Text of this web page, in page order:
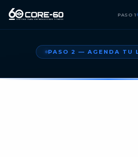
PASO 1
PASO 2 — AGENDA TU